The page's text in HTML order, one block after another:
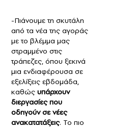
-Πιάνουμε τη σκυτάλη
από τα νέα της αγοράς
με το βλέμμα μας
στραμμένο στις
τράπεζες, όπου ξεκινά
μια ενδιαφέρουσα σε
εξελίξεις εβδομάδα,
καθώς υπάρχουν
διεργασίες που
οδηγούν σε νέες
ανακατατάξεις. Το πιο